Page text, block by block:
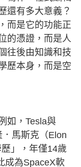
還有多大意義？
而是它的功能正
的憑證，而是人
往後由知識和技
歷本身，而是空
如，Tesla與
馬斯克（Elon
」，年僅14歲
成為SpaceX軟